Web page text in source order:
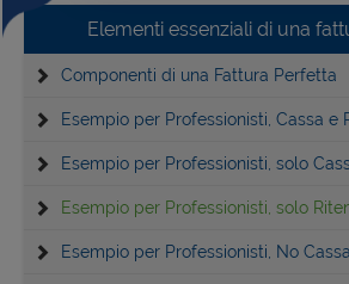
Elementi essenziali di una
Componenti di una Fattura Perfetta
Esempio per Professionisti, Cassa e
Esempio per Professionisti, solo
Esempio per Professionisti, solo
Esempio per Professionisti, No